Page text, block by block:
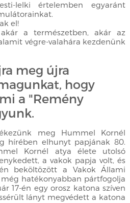
lelki értelemben egyaránt
el!
a természetben, akár az
végre-valahára kezdenünk
meg újra
hogy
a "Remény
meg Hummel Kornél
hírében elhunyt papjának 80.
Kornél atya élete utolsó
a vakok papja volt, és
beköltözött a Vakok Állami
hatékonyabban pártfogolja
17-én egy orosz katona szíven
lányt megvédett a katona